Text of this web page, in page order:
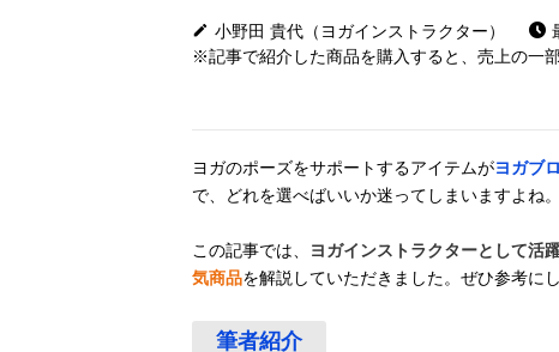
小野田 貴代（ヨガインストラクター）
※記事で紹介した商品を購入すると、売上の一
ヨガのポーズをサポートするアイテムがヨガブ
で、どれを選べばいいか迷ってしまいますよね。
この記事では、 ヨガインストラクターとして活
気商品を解説していただきました。ぜひ参考にし